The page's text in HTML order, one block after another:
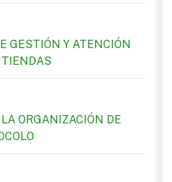
GESTIÓN Y ATENCIÓN
ORGANIZACIÓN DE